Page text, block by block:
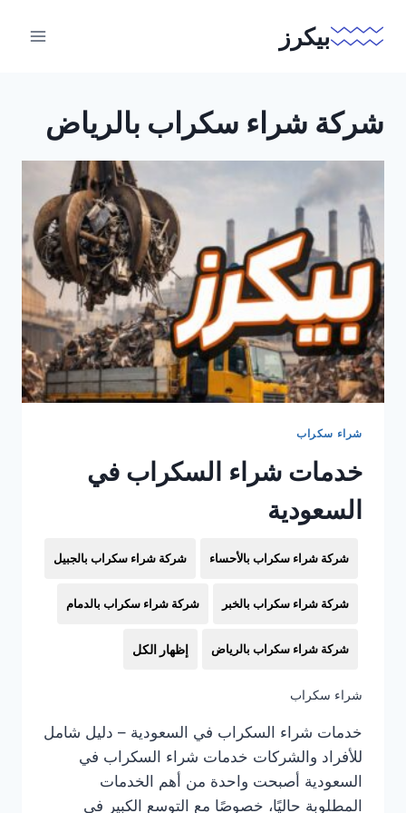
بيكرز
شركة شراء سكراب بالرياض
شراء سكراب
خدمات شراء السكراب في
السعودية
شركة شراء سكراب بالأحساء شركة شراء سكراب بالجبيل
شركة شراء سكراب بالخبر شركة شراء سكراب بالدمام
شركة شراء سكراب بالرياض إظهار الكل
شراء سكراب
خدمات شراء السكراب في السعودية – دليل شامل
للأفراد والشركات خدمات شراء السكراب في
السعودية أصبحت واحدة من أهم الخدمات
المطلوبة حاليًا، خصوصًا مع التوسع الكبير في